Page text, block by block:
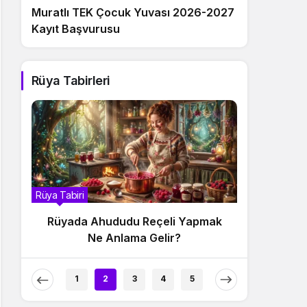
Muratlı TEK Çocuk Yuvası 2026-2027
Kayıt Başvurusu
Rüya Tabirleri
Ahududu Reçeli Yapmak
Ne Anlama Gelir?
Rüya Tabiri
Rüyada
1 2 3 4 5